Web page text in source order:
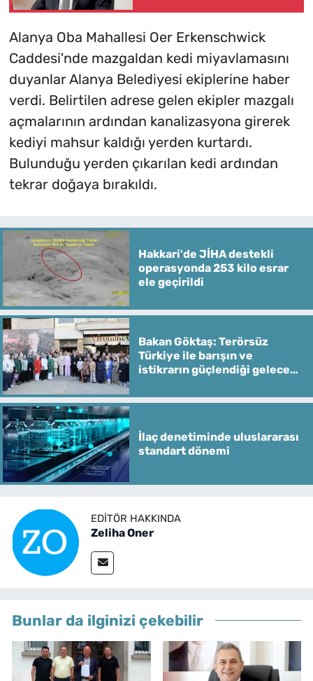
Alanya Oba Mahallesi Oer Erkenschwick
Caddesi'nde mazgaldan kedi miyavlamasını
duyanlar Alanya Belediyesi ekiplerine haber
verdi. Belirtilen adrese gelen ekipler mazgalı
açmalarının ardından kanalizasyona girerek
kediyi mahsur kaldığı yerden kurtardı.
Bulunduğu yerden çıkarılan kedi ardından
tekrar doğaya bırakıldı.
Hakkari'de JİHA destekli
operasyonda 253 kilo esrar
ele geçirildi
Bakan Göktaş: Terörsüz
Türkiye ile barışın ve
istikrarın güçlendiği gelecek
İlaç denetiminde uluslararası
standart dönemi
EDITÖR HAKKINDA
Zeliha Oner
Bunlar da ilginizi çekebilir